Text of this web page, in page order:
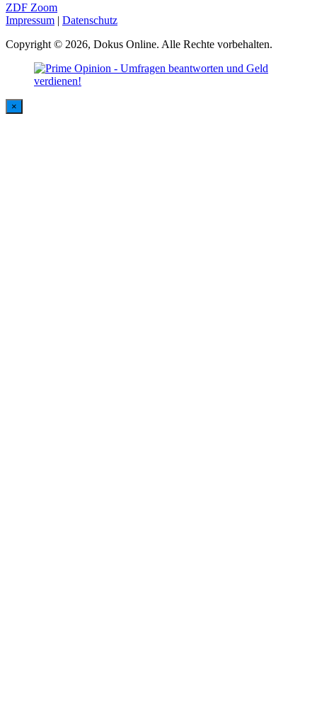
ZDF Zoom
Impressum | Datenschutz
Copyright © 2026, Dokus Online. Alle Rechte vorbehalten.
×